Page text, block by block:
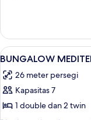
BUNGALOW
ATLANTICO
2+2P
Lihat
semua
foto
untuk
BUNGALOW
7
BUNGALOW
26 meter persegi
Kapasitas 7
1 double dan 2 twin